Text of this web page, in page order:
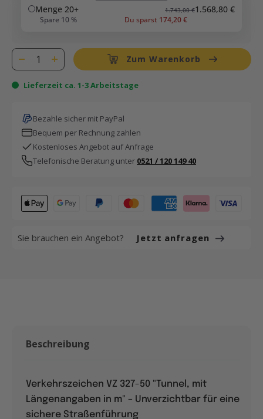
Menge 20+ 1.743,00 €1.568,80 €
Spare 10 % Du sparst 174,20 €
Zum Warenkorb
Lieferzeit ca. 1-3 Arbeitstage
Bezahle sicher mit PayPal
Bequem per Rechnung zahlen
Kostenloses Angebot auf Anfrage
Telefonische Beratung unter 0521 / 120 149 40
Sie brauchen ein Angebot? Jetzt anfragen
Beschreibung
Verkehrszeichen VZ 327-50 "Tunnel, mit
Längenangaben in m" – Unverzichtbar für eine
sichere Straßenführung